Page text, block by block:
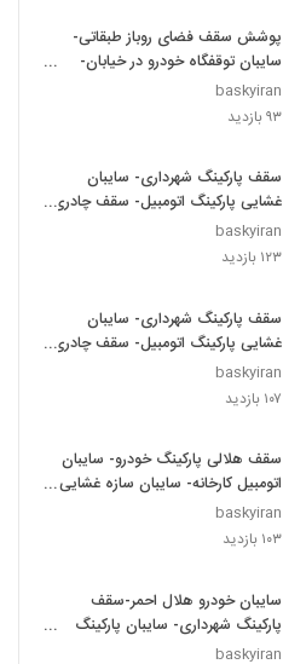
پوشش سقف فضای روباز طبقاتی-
سایبان توقفگاه خودرو در خیابان-
سیستم سقف چادری پارکینگ شهربازی
baskyiran
۹۳ بازدید
سقف پارکینگ شهرداری- سایبان
غشایی پارکینگ اتومبیل- سقف چادری
خودرو- پارکینگ چادری اداره
baskyiran
۱۲۳ بازدید
سقف پارکینگ شهرداری- سایبان
غشایی پارکینگ اتومبیل- سقف چادری
خودرو- پارکینگ چادری اداره
baskyiran
۱۰۷ بازدید
سقف هلالی پارکینگ خودرو- سایبان
اتومبیل کارخانه- سایبان سازه غشایی
پایانه اتوبوسرانی
baskyiran
۱۰۳ بازدید
سایبان خودرو هلال احمر-سقف
پارکینگ شهرداری- سایبان پارکینگ
خودرو- سایبان چادری مدل هلالی
baskyiran